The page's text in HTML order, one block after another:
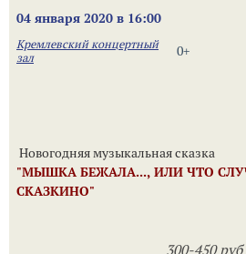
04 января 2020 в 16:00
0+
Кремлевский концертный
зал
Новогодняя музыкальная сказка
"МЫШКА БЕЖАЛА..., ИЛИ ЧТО
СКАЗКИНО"
300-450 руб